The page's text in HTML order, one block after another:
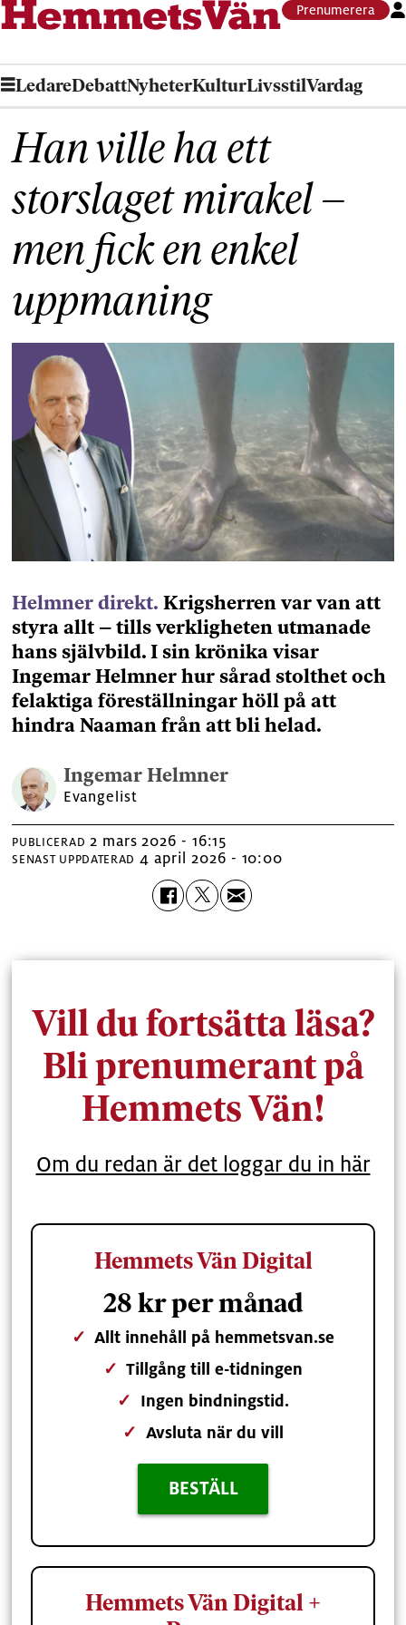
Prenumerera
LedareDebattNyheterKulturLivsstilVardag
Han ville ha ett
storslaget mirakel –
men fick en enkel
uppmaning
Helmner direkt. Krigsherren var van att
styra allt – tills verkligheten utmanade
hans självbild. I sin krönika visar
Ingemar Helmner hur sårad stolthet och
felaktiga föreställningar höll på att
hindra Naaman från att bli helad.
Ingemar Helmner
Evangelist
PUBLICERAD 2 mars 2026 - 16:15
SENAST UPPDATERAD 4 april 2026 - 10:00
Vill du fortsätta läsa?
Bli prenumerant på
Hemmets Vän!
Om du redan är det loggar du in här
Hemmets Vän Digital
28 kr per månad
✓ Allt innehåll på hemmetsvan.se
✓ Tillgång till e-tidningen
✓ Ingen bindningstid.
✓ Avsluta när du vill
BESTÄLL
Hemmets Vän Digital +